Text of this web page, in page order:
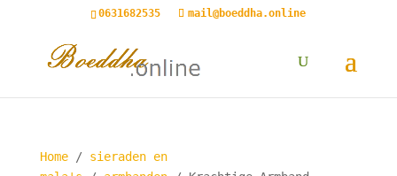
0631682535 mail@boeddha.online
Home/ sieraden en